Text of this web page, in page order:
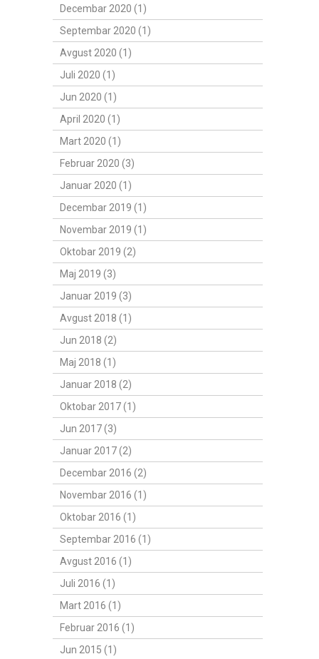
Decembar 2020 (1)
Septembar 2020 (1)
Avgust 2020 (1)
Juli 2020 (1)
Jun 2020 (1)
April 2020 (1)
Mart 2020 (1)
Februar 2020 (3)
Januar 2020 (1)
Decembar 2019 (1)
Novembar 2019 (1)
Oktobar 2019 (2)
Maj 2019 (3)
Januar 2019 (3)
Avgust 2018 (1)
Jun 2018 (2)
Maj 2018 (1)
Januar 2018 (2)
Oktobar 2017 (1)
Jun 2017 (3)
Januar 2017 (2)
Decembar 2016 (2)
Novembar 2016 (1)
Oktobar 2016 (1)
Septembar 2016 (1)
Avgust 2016 (1)
Juli 2016 (1)
Mart 2016 (1)
Februar 2016 (1)
Jun 2015 (1)